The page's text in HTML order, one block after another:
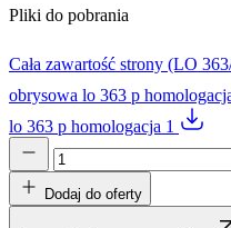
Pliki do pobrania
Cała zawartość strony (LO
obrysowa lo 363 p
lo 363 p homologacja 1
Dodaj do oferty